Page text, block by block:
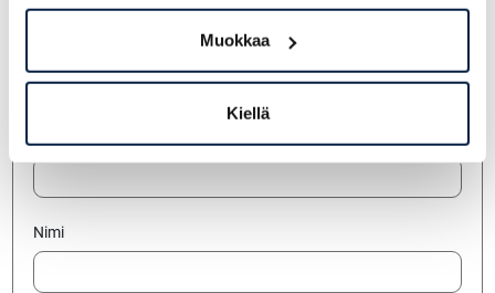
Muokkaa
Kiellä
Jätä yhteydenottopyyntö
Yritys
Nimi